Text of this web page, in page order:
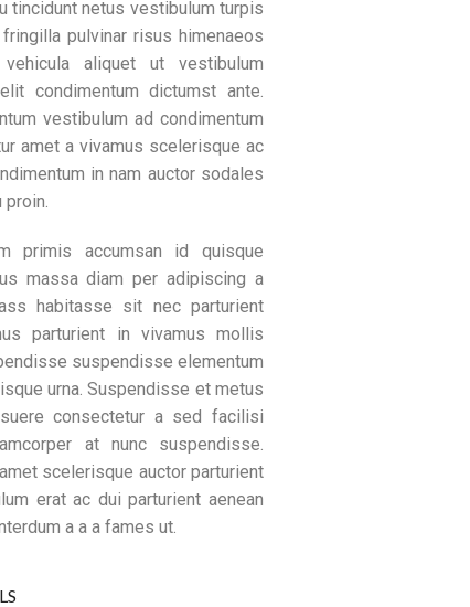
tincidunt netus vestibulum turpis
pulvinar risus himenaeos
aliquet ut vestibulum
condimentum dictumst ante.
vestibulum ad condimentum
amet a vivamus scelerisque ac
in nam auctor sodales
primis accumsan id quisque
massa diam per adipiscing a
habitasse sit nec parturient
parturient in vivamus mollis
suspendisse elementum
urna. Suspendisse et metus
consectetur a sed facilisi
at nunc suspendisse.
scelerisque auctor parturient
erat ac dui parturient aenean
a a a fames ut.